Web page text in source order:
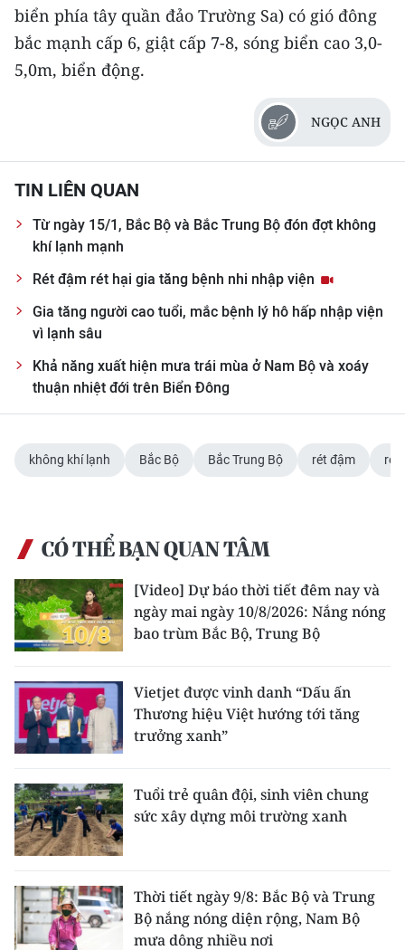
Đông Nam Bộ
Đồng bằng sông Cửu Long
CHUYÊN ĐỀ
CÁC CHUYÊN TRANG
VỀ BÁO NHÂN DÂN
THỜI NAY
NHÂN DÂN CUỐI TUẦN
NHÂN DÂN HẰNG THÁNG
MUA BÁO
ENGLISH
中文
FRANÇAIS
РУССКИЙ
ESPAÑOL
biển phía tây quần đảo Trường Sa) có gió đông
bắc mạnh cấp 6, giật cấp 7-8, sóng biển cao 3,0-
5,0m, biển động.
NGỌC ANH
TIN LIÊN QUAN
Từ ngày 15/1, Bắc Bộ và Bắc Trung Bộ đón đợt không
khí lạnh mạnh
Rét đậm rét hại gia tăng bệnh nhi nhập viện
Gia tăng người cao tuổi, mắc bệnh lý hô hấp nhập viện
vì lạnh sâu
Khả năng xuất hiện mưa trái mùa ở Nam Bộ và xoáy
thuận nhiệt đới trên Biển Đông
không khí lạnh Bắc Bộ Bắc Trung Bộ rét đậm rét
CÓ THỂ BẠN QUAN TÂM
[Video] Dự báo thời tiết đêm nay và
ngày mai ngày 10/8/2026: Nắng nóng
bao trùm Bắc Bộ, Trung Bộ
Vietjet được vinh danh “Dấu ấn
Thương hiệu Việt hướng tới tăng
trưởng xanh”
Tuổi trẻ quân đội, sinh viên chung
sức xây dựng môi trường xanh
Thời tiết ngày 9/8: Bắc Bộ và Trung
Bộ nắng nóng diện rộng, Nam Bộ
mưa dông nhiều nơi